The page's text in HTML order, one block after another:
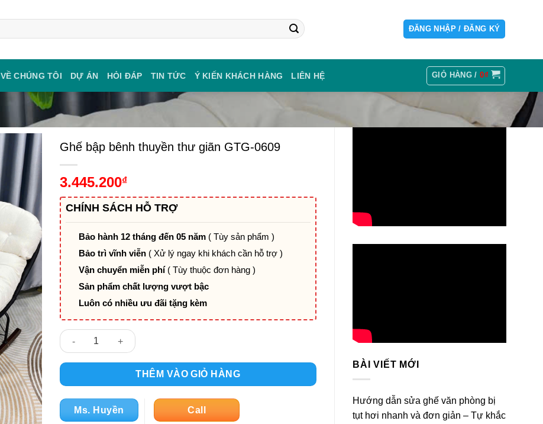
ĐĂNG NHẬP / ĐĂNG KÝ
VỀ CHÚNG TÔI DỰ ÁN HỎI ĐÁP TIN TỨC Ý KIẾN KHÁCH HÀNG LIÊN HỆ GIỎ HÀNG /0₫
BÀI VIẾT MỚI
Hướng dẫn sửa ghế văn phòng bị
tụt hơi nhanh và đơn giản – Tự khắc
Ghế bập bênh thuyền thư giãn GTG-0609
3.445.200₫
CHÍNH SÁCH HỖ TRỢ
Bảo hành 12 tháng đến 05 năm ( Tùy sản phẩm )
Bảo trì vĩnh viễn ( Xử lý ngay khi khách cần hỗ trợ )
Vận chuyển miễn phí ( Tùy thuộc đơn hàng )
Sản phẩm chất lượng vượt bậc
Luôn có nhiều ưu đãi tặng kèm
Ghế bập bênh thuyền thư giãn GTG-0609 số lượng
THÊM VÀO GIỎ HÀNG
Ms. Huyền Call